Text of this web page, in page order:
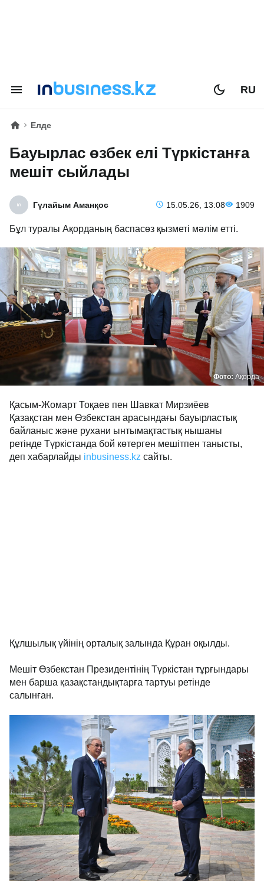
RU
Елде
Бауырлас өзбек елі Түркістанға
мешіт сыйлады
Гүлайым Аманқос 15.05.26, 13:08 1909
Бұл туралы Ақорданың баспасөз қызметі мәлім етті.
Фото: Ақорда
Қасым-Жомарт Тоқаев пен Шавкат Мирзиёев
Қазақстан мен Өзбекстан арасындағы бауырластық
байланыс және рухани ынтымақтастық нышаны
ретінде Түркістанда бой көтерген мешітпен танысты,
деп хабарлайды inbusiness.kz сайты.
Құлшылық үйінің орталық залында Құран оқылды.
Мешіт Өзбекстан Президентінің Түркістан тұрғындары
мен барша қазақстандықтарға тартуы ретінде
салынған.